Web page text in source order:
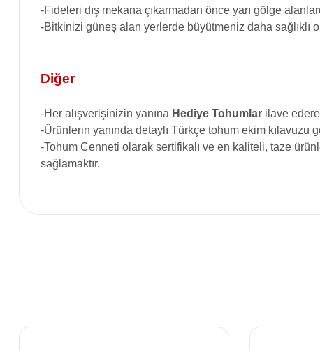
-Fideleri dış mekana çıkarmadan önce yarı gölge
-Bitkinizi güneş alan yerlerde büyütmeniz daha sağlıklı
Diğer
-Her alışverişinizin yanına Hediye Tohumlar ilave
-Ürünlerin yanında detaylı Türkçe tohum ekim kılavuzu
-Tohum Cenneti olarak sertifikalı ve en kaliteli, taze
sağlamaktır.
Ürün fiyatı diğer sitelerden daha pahalı.